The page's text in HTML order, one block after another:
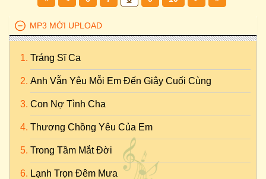
MP3 MỚI UPLOAD
Tráng Sĩ Ca
Anh Vẫn Yêu Mỗi Em Đến Giây Cuối Cùng
Con Nợ Tình Cha
Thương Chồng Yêu Của Em
Trong Tầm Mắt Đời
Lạnh Trọn Đêm Mưa